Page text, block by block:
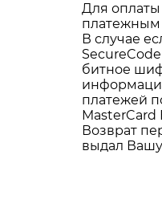
Для
платежным
В случае
битное
платежей
MasterCard
Возврат
выдал